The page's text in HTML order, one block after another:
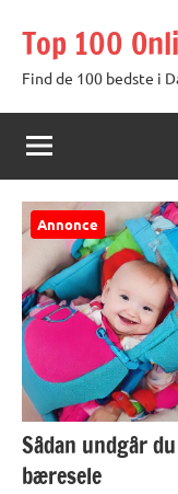
indhold
Top 100
Find de 100 bedste i
Annonce
Sådan undgår
bæresele